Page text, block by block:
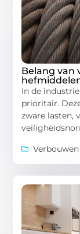
Belang van
In de
prioritair.
zware lasten,
Verbouwen